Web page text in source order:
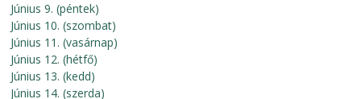
Június 9. (péntek)
Június 10. (szombat)
Június 11. (vasárnap)
Június 12. (hétfő)
Június 13. (kedd)
Június 14. (szerda)